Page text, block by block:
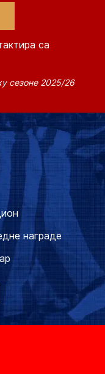
са
сезоне 2025/26
награде